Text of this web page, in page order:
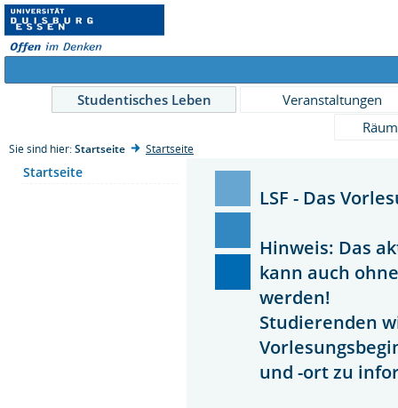
Studentisches Leben
Veranstaltungen
Sie sind hier: Startseite Startseite
Startseite
LSF - Das
Hinweis: Das
kann auch
werden!
Studierenden
und -ort zu